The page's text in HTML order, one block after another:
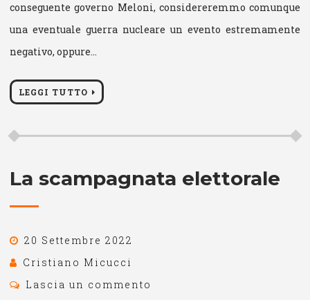
conseguente governo Meloni, considereremmo comunque
una eventuale guerra nucleare un evento estremamente
negativo, oppure…
LEGGI TUTTO
La scampagnata elettorale
20 Settembre 2022
Cristiano Micucci
Lascia un commento